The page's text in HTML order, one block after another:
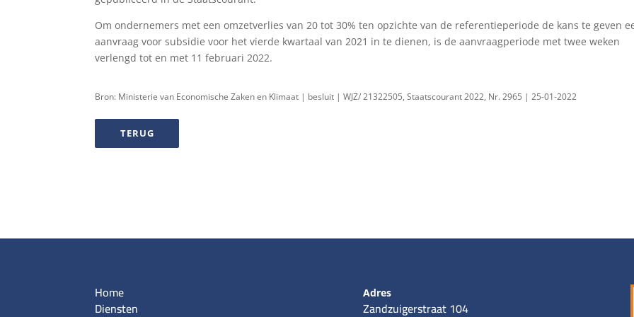
Om ondernemers met een omzetverlies van 20 tot 30% ten opzichte van de referentieperiode de kans te geven
aanvraag voor subsidie voor het vierde kwartaal van 2021 in te dienen, is de aanvraagperiode met twee weken
verlengd tot en met 11 februari 2022.
Bron: Ministerie van Economische Zaken en Klimaat | besluit | WJZ/ 21322505, Staatscourant 2022, Nr. 2965 | 25-01-2022
TERUG
Home
Diensten
Adres
Zandzuigerstraat 104